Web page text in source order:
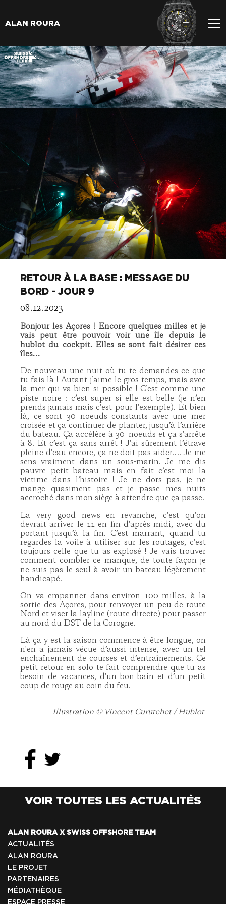
ALAN ROURA
RETOUR À LA BASE : MESSAGE DU
BORD - JOUR 9
08.12.2023
Bonjour les Açores ! Encore quelques milles et je
vais peut être pouvoir voir une île depuis le
hublot du cockpit. Elles se sont fait désirer ces
îles…
De nouveau une nuit où tu te demandes ce que
tu fais là ! Autant j’aime le gros temps, mais avec
la mer qui va bien si possible ! C’est comme une
piste noire : c’est super si elle est belle (je n’en
prends jamais mais c’est pour l’exemple). Et bien
là, ce sont 30 noeuds constants avec une mer
croisée et ça continuer de planter, jusqu’à l’arrière
du bateau. Ça accélère à 30 noeuds et ça s’arrête
à 8. Et c’est ça sans arrêt ! J’ai sûrement l’étrave
pleine d’eau encore, ça ne doit pas aider…. Je me
sens vraiment dans un sous-marin. Je me dis
pauvre petit bateau mais en fait c’est moi la
victime dans l’histoire ! Je ne dors pas, je ne
mange quasiment pas et je passe mes nuits
accroché dans mon siège à attendre que ça passe.
La very good news en revanche, c’est qu’on
devrait arriver le 11 en fin d’après midi, avec du
portant jusqu’à la fin. C’est marrant, quand tu
regardes la voile à utiliser sur les routages, c’est
toujours celle que tu as explosé ! Je vais trouver
comment combler ce manque, de toute façon je
ne suis pas le seul à avoir un bateau légèrement
handicapé.
On va empanner dans environ 100 milles, à la
sortie des Açores, pour renvoyer un peu de route
Nord et viser la layline (route directe) pour passer
au nord du DST de la Corogne.
Là ça y est la saison commence à être longue, on
n'en a jamais vécue d’aussi intense, avec un tel
enchaînement de courses et d’entraînements. Ce
petit retour en solo te fait comprendre que tu as
besoin de vacances, d’un bon bain et d’un petit
coup de rouge au coin du feu.
Illustration © Vincent Curutchet / Hublot
VOIR TOUTES LES ACTUALITÉS
ALAN ROURA X SWISS OFFSHORE TEAM
ACTUALITÉS
ALAN ROURA
LE PROJET
PARTENAIRES
MÉDIATHÈQUE
ESPACE PRESSE